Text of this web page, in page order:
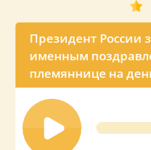
Президент России
именным
племяннице на
просьбе тёти)